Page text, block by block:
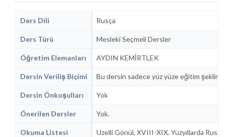
Ders Dili Rusça
Ders Türü Mesleki Seçmeli Dersler
Öğretim Elemanları AYDIN KEMİRTLEK
Dersin Veriliş Biçimi Bu dersin sadece yüz yüze eğitim
Dersin Önkoşulları Yok
Önerilen Dersler Yok.
Okuma Listesi Uzelli Gönül, XVIII-XIX. Yüzyıllarda Rus